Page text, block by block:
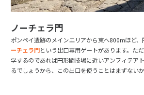
ノーチェラ門
ポンペイ遺跡のメインエリアから東へ800mほど
ーチェラ門という出口専用ゲートがあります。た
学するのであれば円形闘技場に近いアンフィテア
るでしょうから、この出口を使うことはまずないか